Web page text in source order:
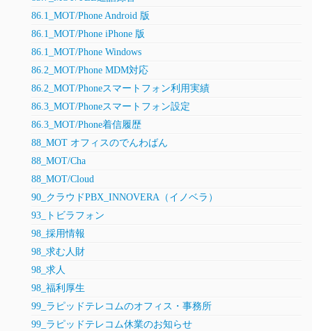
86.1_MOT/Phone Android 版
86.1_MOT/Phone iPhone 版
86.1_MOT/Phone Windows
86.2_MOT/Phone MDM対応
86.2_MOT/Phoneスマートフォン利用実績
86.3_MOT/Phoneスマートフォン設定
86.3_MOT/Phone着信履歴
88_MOT オフィスのでんわばん
88_MOT/Cha
88_MOT/Cloud
90_クラウドPBX_INNOVERA（イノベラ）
93_トビラフォン
98_採用情報
98_求む人財
98_求人
98_福利厚生
99_ラピッドテレコムのオフィス・事務所
99_ラピッドテレコム休業のお知らせ